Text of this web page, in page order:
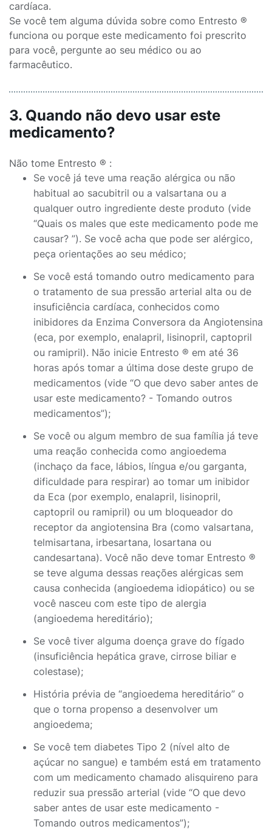
cardíaca.
Se você tem alguma dúvida sobre como Entresto ®
funciona ou porque este medicamento foi prescrito
para você, pergunte ao seu médico ou ao
farmacêutico.
3. Quando não devo usar este
medicamento?
Não tome Entresto ® :
Se você já teve uma reação alérgica ou não
habitual ao sacubitril ou a valsartana ou a
qualquer outro ingrediente deste produto (vide
“Quais os males que este medicamento pode me
causar? ”). Se você acha que pode ser alérgico,
peça orientações ao seu médico;
Se você está tomando outro medicamento para
o tratamento de sua pressão arterial alta ou de
insuficiência cardíaca, conhecidos como
inibidores da Enzima Conversora da Angiotensina
(eca, por exemplo, enalapril, lisinopril, captopril
ou ramipril). Não inicie Entresto ® em até 36
horas após tomar a última dose deste grupo de
medicamentos (vide “O que devo saber antes de
usar este medicamento? - Tomando outros
medicamentos”);
Se você ou algum membro de sua família já teve
uma reação conhecida como angioedema
(inchaço da face, lábios, língua e/ou garganta,
dificuldade para respirar) ao tomar um inibidor
da Eca (por exemplo, enalapril, lisinopril,
captopril ou ramipril) ou um bloqueador do
receptor da angiotensina Bra (como valsartana,
telmisartana, irbesartana, losartana ou
candesartana). Você não deve tomar Entresto ®
se teve alguma dessas reações alérgicas sem
causa conhecida (angioedema idiopático) ou se
você nasceu com este tipo de alergia
(angioedema hereditário);
Se você tiver alguma doença grave do fígado
(insuficiência hepática grave, cirrose biliar e
colestase);
História prévia de “angioedema hereditário” o
que o torna propenso a desenvolver um
angioedema;
Se você tem diabetes Tipo 2 (nível alto de
açúcar no sangue) e também está em tratamento
com um medicamento chamado alisquireno para
reduzir sua pressão arterial (vide “O que devo
saber antes de usar este medicamento -
Tomando outros medicamentos”);